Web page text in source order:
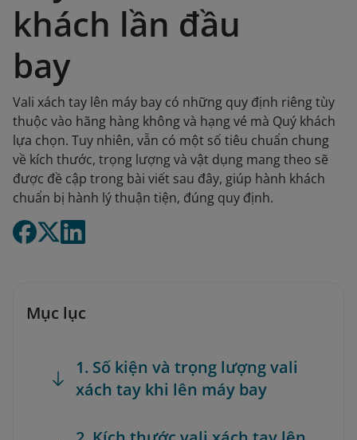
khách lần đầu
bay
Vali xách tay lên máy bay có những quy định riêng tùy
thuộc vào hãng hàng không và hạng vé mà Quý khách
lựa chọn. Tuy nhiên, vẫn có một số tiêu chuẩn chung
về kích thước, trọng lượng và vật dụng mang theo sẽ
được đề cập trong bài viết sau đây, giúp hành khách
chuẩn bị hành lý thuận tiện, đúng quy định.
Mục lục
1. Số kiện và trọng lượng vali
xách tay khi lên máy bay